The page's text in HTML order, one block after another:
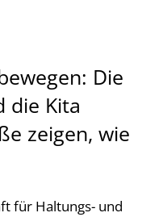
Die
die Kita
zeigen, wie
für Haltungs- und